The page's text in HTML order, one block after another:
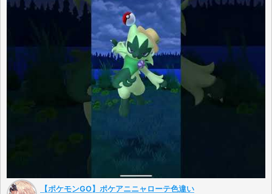
【ポケモンGO】ポケアニニャローテ色違い